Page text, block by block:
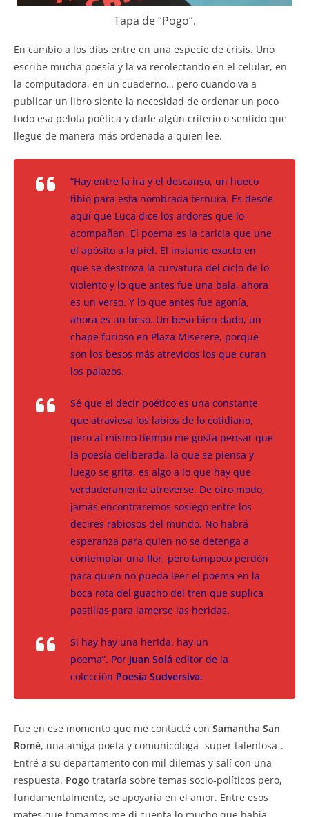
Tapa de “Pogo”.
En cambio a los días entre en una especie de crisis. Uno
escribe mucha poesía y la va recolectando en el celular, en
la computadora, en un cuaderno… pero cuando va a
publicar un libro siente la necesidad de ordenar un poco
todo esa pelota poética y darle algún criterio o sentido que
llegue de manera más ordenada a quien lee.
“Hay entre la ira y el descanso, un hueco
tibio para esta nombrada ternura. Es desde
aquí que Luca dice los ardores que lo
acompañan. El poema es la caricia que une
el apósito a la piel. El instante exacto en
que se destroza la curvatura del ciclo de lo
violento y lo que antes fue una bala, ahora
es un verso. Y lo que antes fue agonía,
ahora es un beso. Un beso bien dado, un
chape furioso en Plaza Miserere, porque
son los besos más atrevidos los que curan
los palazos.
Sé que el decir poético es una constante
que atraviesa los labios de lo cotidiano,
pero al mismo tiempo me gusta pensar que
la poesía deliberada, la que se piensa y
luego se grita, es algo a lo que hay que
verdaderamente atreverse. De otro modo,
jamás encontraremos sosiego entre los
decires rabiosos del mundo. No habrá
esperanza para quien no se detenga a
contemplar una flor, pero tampoco perdón
para quien no pueda leer el poema en la
boca rota del guacho del tren que suplica
pastillas para lamerse las heridas.
Si hay hay una herida, hay un
poema”. Por Juan Solá editor de la
colección Poesía Sudversiva.
Fue en ese momento que me contacté con Samantha San
Romé, una amiga poeta y comunicóloga -super talentosa-.
Entré a su departamento con mil dilemas y salí con una
respuesta. Pogo trataría sobre temas socio-políticos pero,
fundamentalmente, se apoyaría en el amor. Entre esos